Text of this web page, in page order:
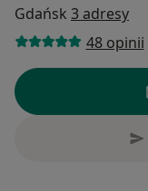
Gdańsk 3 adresy
48 opinii